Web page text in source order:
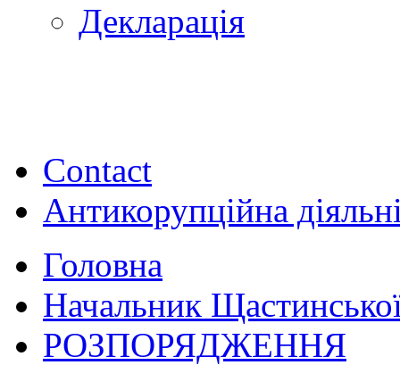
Декларація
Contact
Антикорупційна
Головна
Начальник
РОЗПОРЯДЖЕННЯ